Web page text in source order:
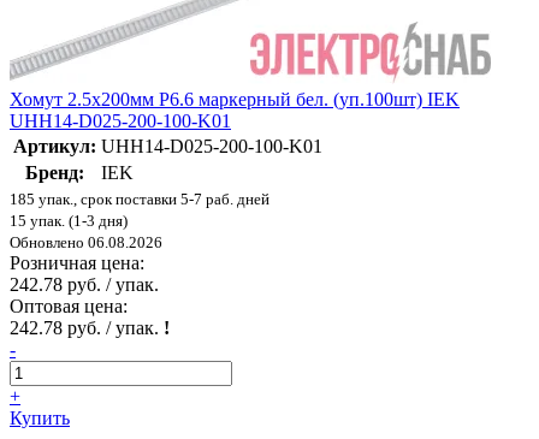
Хомут 2.5х200мм P6.6 маркерный бел. (уп.100шт) IEK
UHH14-D025-200-100-K01
Артикул: UHH14-D025-200-100-K01
Бренд:
IEK
185 упак., срок поставки 5-7 раб. дней
15 упак. (1-3 дня)
Обновлено 06.08.2026
Розничная цена:
242.78 руб. / упак.
Оптовая цена:
242.78 руб. / упак. !
-
+
Купить